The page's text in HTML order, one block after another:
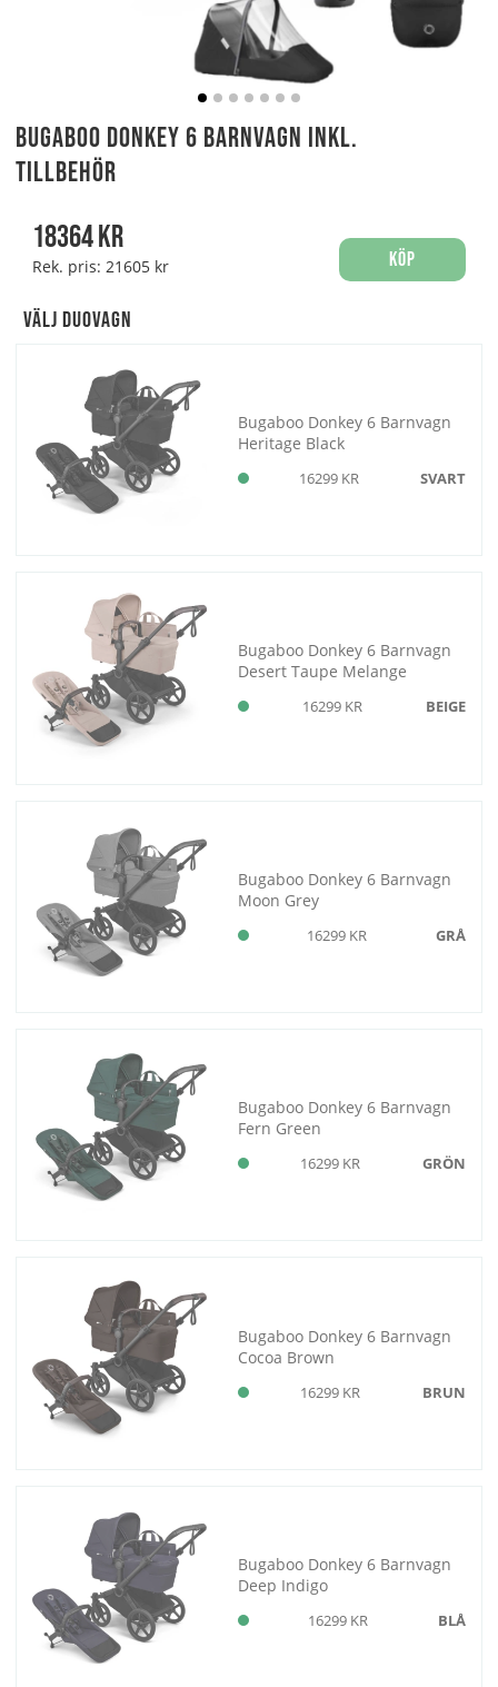
Bugaboo Donkey 6 Barnvagn Inkl.
Tillbehör
18364kr
Rek. pris: 21605 kr Köp
Välj Duovagn
Bugaboo Donkey 6 Barnvagn
Heritage Black
16299 KR SVART
Bugaboo Donkey 6 Barnvagn
Desert Taupe Melange
16299 KR BEIGE
Bugaboo Donkey 6 Barnvagn
Moon Grey
16299 KR GRÅ
Bugaboo Donkey 6 Barnvagn
Fern Green
16299 KR GRÖN
Bugaboo Donkey 6 Barnvagn
Cocoa Brown
16299 KR BRUN
Bugaboo Donkey 6 Barnvagn
Deep Indigo
16299 KR BLÅ